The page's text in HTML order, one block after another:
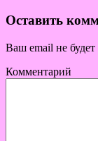
Оставить
Ваш email не
Комментарий